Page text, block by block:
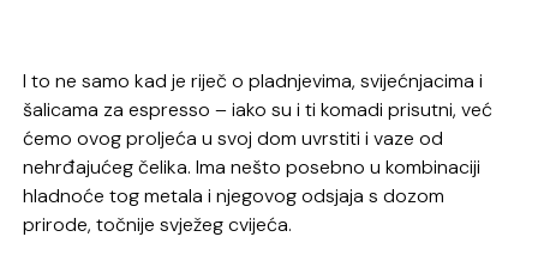
I to ne samo kad je riječ o pladnjevima, svijećnjacima i
šalicama za espresso – iako su i ti komadi prisutni, već
ćemo ovog proljeća u svoj dom uvrstiti i vaze od
nehrđajućeg čelika. Ima nešto posebno u kombinaciji
hladnoće tog metala i njegovog odsjaja s dozom
prirode, točnije svježeg cvijeća.